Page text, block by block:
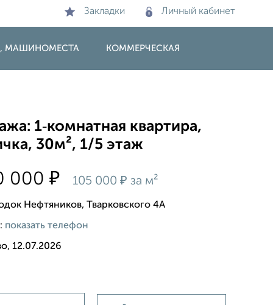
Закладки Личный кабинет
МАШИНОМЕСТА КОММЕРЧЕСКАЯ
1‑комнатная квартира,
30м², 1/5 этаж
000₽ 105 000₽ за м²
Нефтяников, Тварковского 4А
показать телефон
12.07.2026